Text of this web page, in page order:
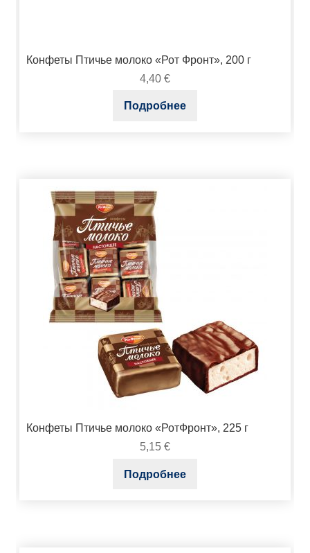
Конфеты Птичье молоко «Рот Фронт», 200 г
4,40 €
Подробнее
Конфеты Птичье молоко «РотФронт», 225 г
5,15 €
Подробнее